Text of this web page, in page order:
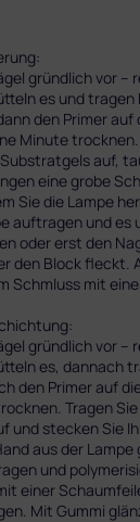
gründlich vor –
es und
den Primer auf
Minute
auf,
eine grobe
Sie die Lampe
auftragen und es
oder erst den
den Block fleckt.
Schmluss mit
gründlich vor –
es, dannach
den Primer auf
Tragen
und stecken Sie
aus der
und
einer
Mit Gummi